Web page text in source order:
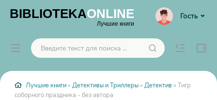
BIBLIOTEKAONLINE
Лучшие книги
Гость
Лучшие книги » Детективы и Триллеры » Детектив » Тигр
соборного праздника - без автора